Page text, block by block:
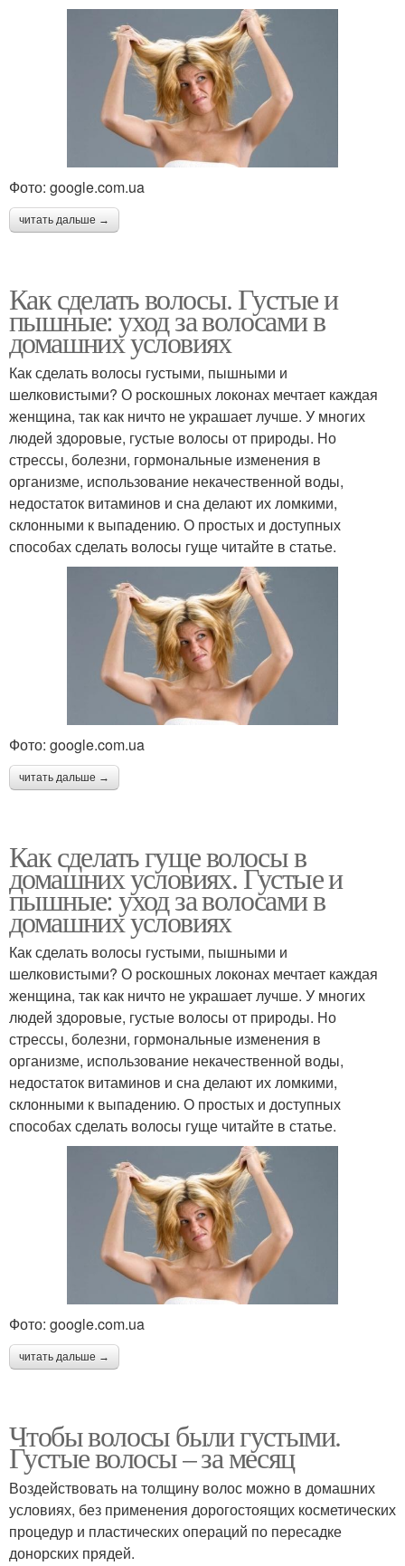
Фото: google.com.ua
читать дальше →
Как сделать волосы. Густые и
пышные: уход за волосами в
домашних условиях
Как сделать волосы густыми, пышными и
шелковистыми? О роскошных локонах мечтает каждая
женщина, так как ничто не украшает лучше. У многих
людей здоровые, густые волосы от природы. Но
стрессы, болезни, гормональные изменения в
организме, использование некачественной воды,
недостаток витаминов и сна делают их ломкими,
склонными к выпадению. О простых и доступных
способах сделать волосы гуще читайте в статье.
Фото: google.com.ua
читать дальше →
Как сделать гуще волосы в
домашних условиях. Густые и
пышные: уход за волосами в
домашних условиях
Как сделать волосы густыми, пышными и
шелковистыми? О роскошных локонах мечтает каждая
женщина, так как ничто не украшает лучше. У многих
людей здоровые, густые волосы от природы. Но
стрессы, болезни, гормональные изменения в
организме, использование некачественной воды,
недостаток витаминов и сна делают их ломкими,
склонными к выпадению. О простых и доступных
способах сделать волосы гуще читайте в статье.
Фото: google.com.ua
читать дальше →
Чтобы волосы были густыми.
Густые волосы – за месяц
Воздействовать на толщину волос можно в домашних
условиях, без применения дорогостоящих косметических
процедур и пластических операций по пересадке
донорских прядей.